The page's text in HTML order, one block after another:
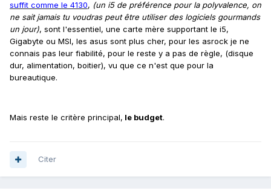
suffit comme le 4130, (un i5 de préférence pour la polyvalence, on
ne sait jamais tu voudras peut être utiliser des logiciels gourmands
un jour), sont l'essentiel, une carte mère supportant le i5,
Gigabyte ou MSI, les asus sont plus cher, pour les asrock je ne
connais pas leur fiabilité, pour le reste y a pas de règle, (disque
dur, alimentation, boitier), vu que ce n'est que pour la
bureautique.
Mais reste le critère principal, le budget.
Citer